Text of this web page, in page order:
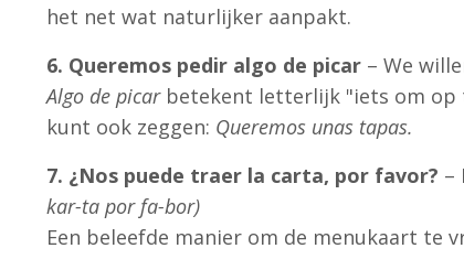
het net wat naturlijker aanpakt.
6. Queremos pedir algo de picar – We
Algo de picarbetekent letterlijk "iets om op
kunt ook zeggen: Queremos unas tapas.
7. ¿Nos puede traer la carta, por favor? –
kar-ta por fa-bor)
Een beleefde manier om de menukaart te